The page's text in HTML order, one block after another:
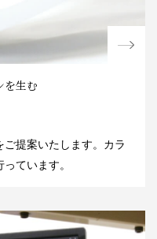
を生む
提案いたします。カラ
ています。